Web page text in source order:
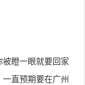
瞪一眼就要回家
直预期要在广州